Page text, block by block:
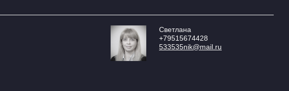
Светлана
+79515674428
533535nik@mail.ru